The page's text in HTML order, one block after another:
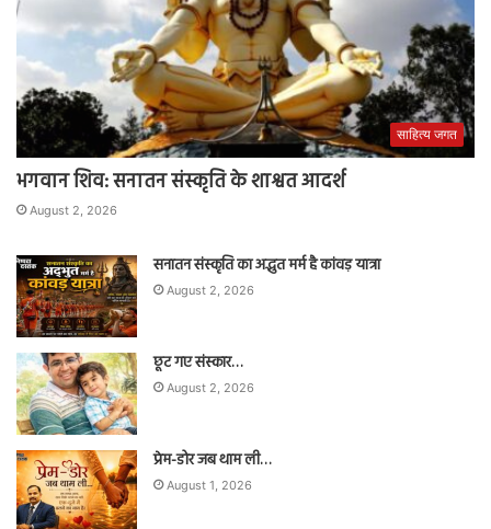
साहित्य जगत
भगवान शिव: सनातन संस्कृति के शाश्वत आदर्श
August 2, 2026
सनातन संस्कृति का अद्भुत मर्म है कांवड़ यात्रा
August 2, 2026
छूट गए संस्कार…
August 2, 2026
प्रेम-डोर जब थाम ली…
August 1, 2026